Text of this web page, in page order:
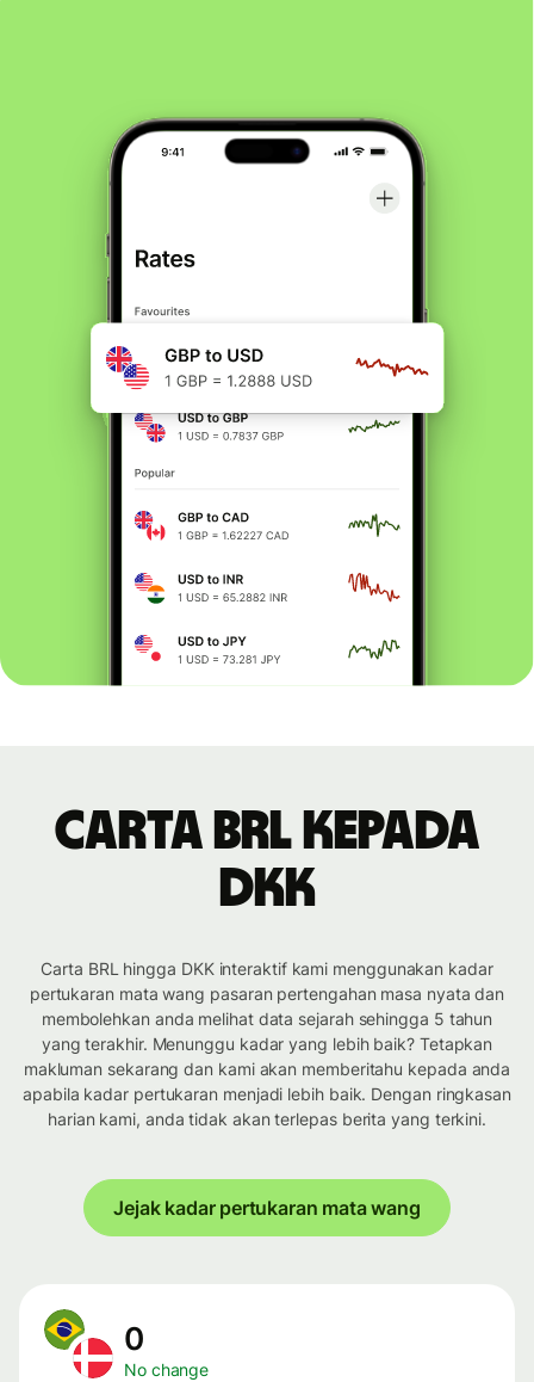
Carta BRL kepada
DKK
Carta BRL hingga DKK interaktif kami menggunakan kadar
pertukaran mata wang pasaran pertengahan masa nyata dan
membolehkan anda melihat data sejarah sehingga 5 tahun
yang terakhir. Menunggu kadar yang lebih baik? Tetapkan
makluman sekarang dan kami akan memberitahu kepada anda
apabila kadar pertukaran menjadi lebih baik. Dengan ringkasan
harian kami, anda tidak akan terlepas berita yang terkini.
Jejak kadar pertukaran mata wang
0
No change